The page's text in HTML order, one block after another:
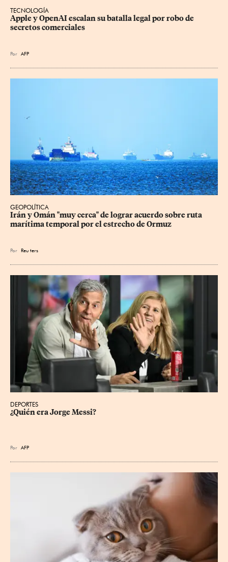
TECNOLOGÍA
Apple y OpenAI escalan su batalla legal por robo de
secretos comerciales
Por AFP
GEOPOLÍTICA
Irán y Omán "muy cerca" de lograr acuerdo sobre ruta
marítima temporal por el estrecho de Ormuz
Por Reu ters
DEPORTES
¿Quién era Jorge Messi?
Por AFP